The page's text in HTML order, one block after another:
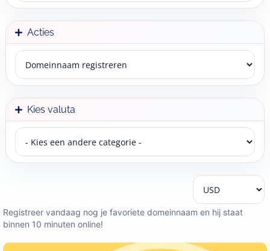
Acties
Kies valuta
Registreer vandaag nog je favoriete domeinnaam en hij staat
binnen 10 minuten online!